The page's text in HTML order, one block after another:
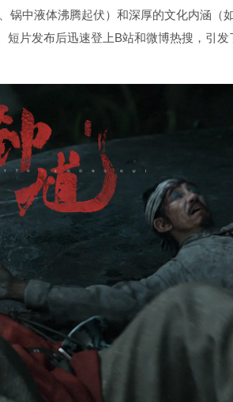
中液体沸腾起伏）和深厚的文化内涵（
短片发布后迅速登上B站和微博热搜，引